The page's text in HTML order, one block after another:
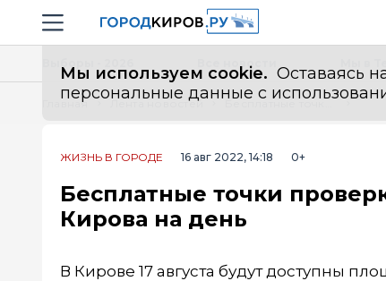
Навигация сайта
Мы используем cookie. Оставаясь
персональные данные с
Все новости
Главная Лента новостей
ЖИЗНЬ В ГОРОДЕ 16 авг 2022, 14:18 0+
Бесплатные точки
Кирова на день
В Кирове 17 августа будут доступны